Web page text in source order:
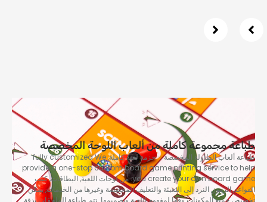
مجموعة كاملة من ألعاب اللوحة المخصصة
ألعاب الطاولة المخصصة – حزمة لعبة كاملة,fully customized We
provide a one-stop custom board game printing service to
you create your own board. من لوحات اللعبة, البطاقات, كتب
الرموز, النرد إلى التعبئة والتغليف المخصصة وغيرها من الخدمات, يمكن
جميع المكونات وفقًا لمفهوم اللعبة وتصميمها. تتم طباعة الملحقات بدقة